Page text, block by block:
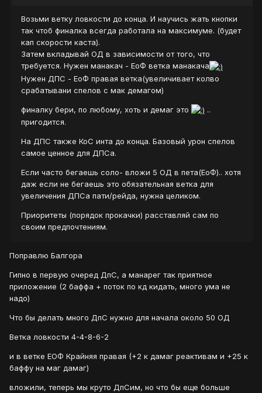
Возьми ветку ловкости до конца. И научись жать кнопки
так чтоб финалка всегда работала на максимуме. (будет
кап скорости каста).
Затем вкладывай ОД в зависимости от того, что
требуется. Нужен манакач - ЕоФ ветка манакача
Нужен ДПС - ЕоФ правая ветка(увеличивает колво
срабатывани спелов с мак демагом)
финалку бери, по любому, хоть и демаг это
..
пригодится.
На ДПС также КоС инта до конца. Базовый урон спелов
самое ценное для ДПСа.
Если часто бегаешь соло- вложи 5 ОД в пета(ЕоФ).. хотя
даж если не бегаешь это обязательная ветка для
увеличения ДПСа пати/рейда, нужна целиком.
Приоритеты (порядок прокачки) расставляй сам по
своим предпочтениям.
Поправлю Балгора
Гипно в первую очеред ДпС, а манарег так приятное
приложение (2 баффа + поток по кд кидать, много ума не
надо)
Что бы делать много ДпС нужно для начала около 50 ОД
Ветка ловкости 4-4-8-6-2
и в ветке ЕОФ Крайняя правая (+2 к дамаг реактивам и +25 к
баффу на маг дамаг)
вложили, теперь мы круто ДпСим, но что бы еще больше